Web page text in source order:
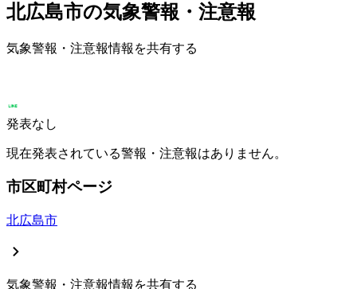
北広島市の気象警報・注意報
気象警報・注意報情報を共有する
発表なし
現在発表されている警報・注意報はありません。
市区町村ページ
北広島市
気象警報・注意報情報を共有する